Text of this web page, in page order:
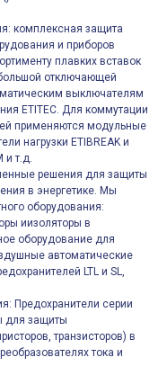
комплексная защита
и приборов
плавких вставок
отключающей
выключателям
ETITEC. Для коммутации
применяются модульные
нагрузки ETIBREAK и
и т.д.
решения для защиты
в энергетике. Мы
оборудования:
иизоляторы в
оборудование для
автоматические
LTL и SL,
Предохранители серии
для защиты
транзисторов) в
тока и